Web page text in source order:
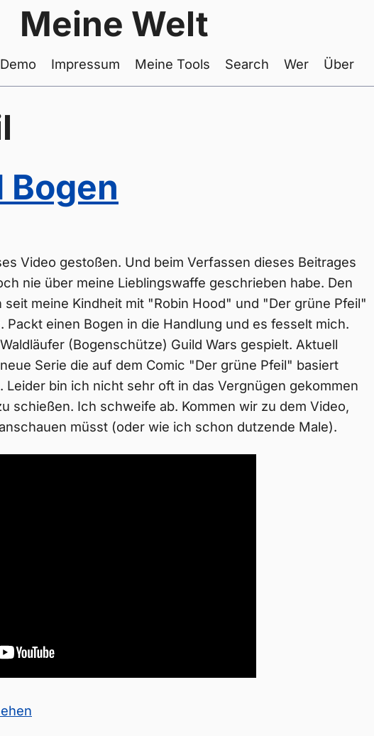
Meine Welt
Demo Impressum Meine Tools Search Wer Über
Bogen
Video gestoßen. Und beim Verfassen dieses Beitrages
nie über meine Lieblingswaffe geschrieben habe. Den
seit meine Kindheit mit "Robin Hood" und "Der grüne Pfeil"
Packt einen Bogen in die Handlung und es fesselt mich.
(Bogenschütze) Guild Wars gespielt. Aktuell
Serie die auf dem Comic "Der grüne Pfeil" basiert
Leider bin ich nicht sehr oft in das Vergnügen gekommen
schießen. Ich schweife ab. Kommen wir zu dem Video,
müsst (oder wie ich schon dutzende Male).